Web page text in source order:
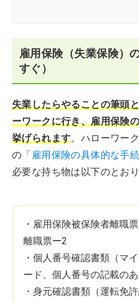
雇用保険（失業保険）
すぐ）
失業したらやることの筆頭
ーワークに行き、雇用保険
挙げられます。ハローワー
の「 雇用保険の具体的な手
必要な持ち物は以下のとおり
・雇用保険被保険者離職
離職票ー2
・個人番号確認書類（マ
ード、個人番号の記載のあ
・身元確認書類（運転免